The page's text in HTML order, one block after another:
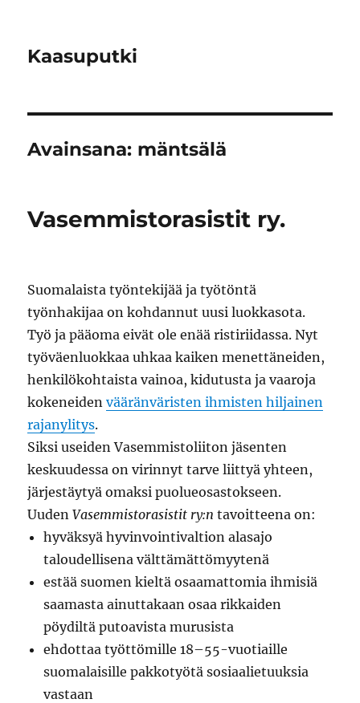
Kaasuputki
Avainsana: mäntsälä
Vasemmistorasistit ry.
Suomalaista työntekijää ja työtöntä
työnhakijaa on kohdannut uusi luokkasota.
Työ ja pääoma eivät ole enää ristiriidassa. Nyt
työväenluokkaa uhkaa kaiken menettäneiden,
henkilökohtaista vainoa, kidutusta ja vaaroja
kokeneidenvääränväristen ihmistenhiljainen
rajanylitys.
Siksi useiden Vasemmistoliiton jäsenten
keskuudessa on virinnyt tarve liittyä yhteen,
järjestäytyä omaksi puolueosastokseen.
UudenVasemmistorasistit ry:ntavoitteena on:
hyväksyä hyvinvointivaltion alasajo
taloudellisena välttämättömyytenä
estää suomen kieltä osaamattomia ihmisiä
saamasta ainuttakaan osaa rikkaiden
pöydiltä putoavista murusista
ehdottaa työttömille 18–55-vuotiaille
suomalaisille pakkotyötä sosiaalietuuksia
vastaan